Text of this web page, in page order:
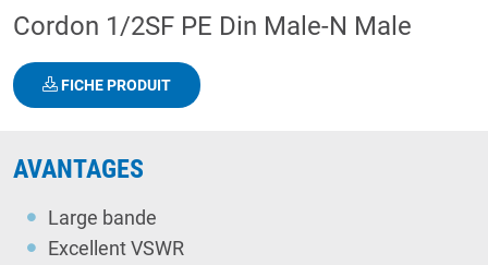
Cordon 1/2SF PE Din Male-N Male
FICHE PRODUIT
AVANTAGES
Large bande
Excellent VSWR